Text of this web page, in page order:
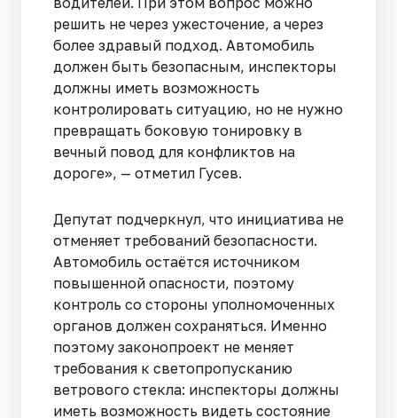
решить не через ужесточение, а через
более здравый подход. Автомобиль
должен быть безопасным, инспекторы
должны иметь возможность
контролировать ситуацию, но не нужно
превращать боковую тонировку в
вечный повод для конфликтов на
дороге», — отметил Гусев.
Депутат подчеркнул, что инициатива не
отменяет требований безопасности.
Автомобиль остаётся источником
повышенной опасности, поэтому
контроль со стороны уполномоченных
органов должен сохраняться. Именно
поэтому законопроект не меняет
требования к светопропусканию
ветрового стекла: инспекторы должны
иметь возможность видеть состояние